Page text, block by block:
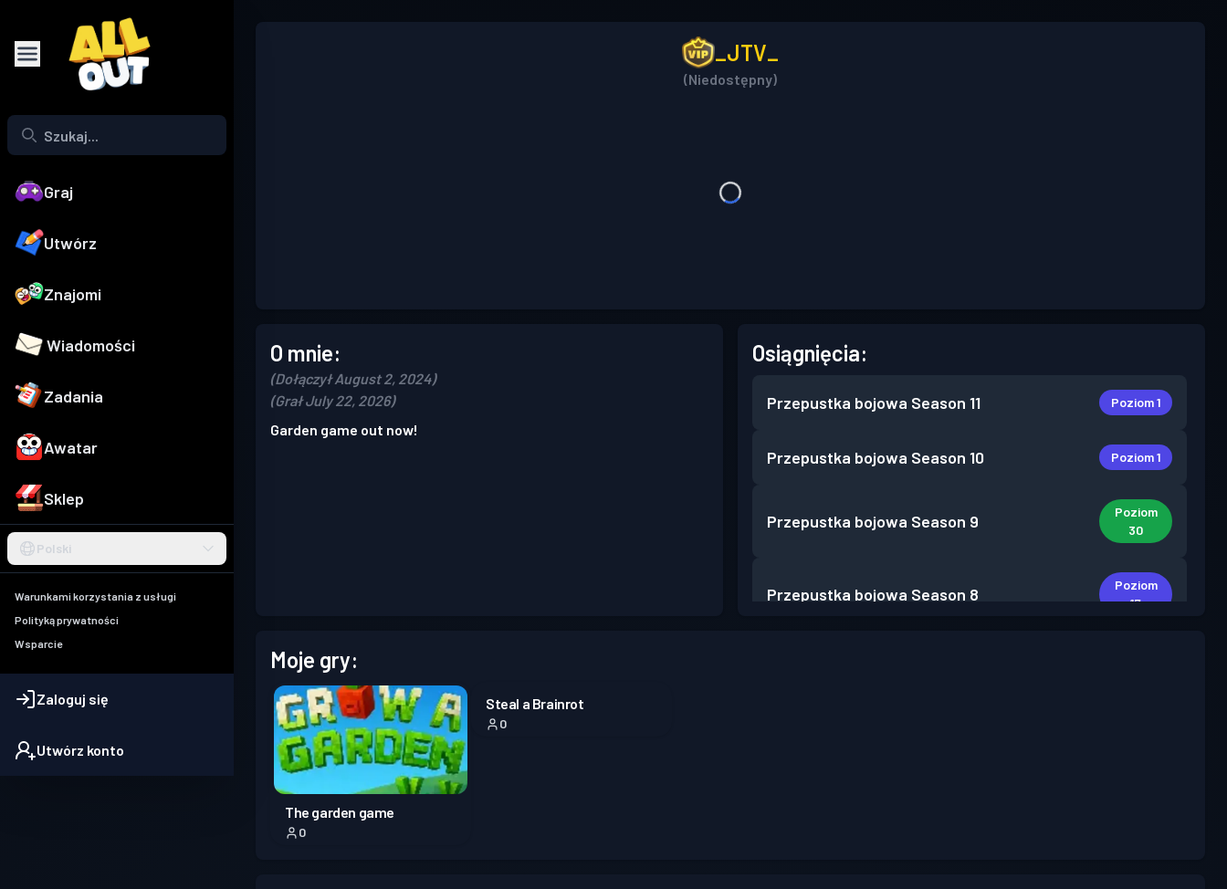
Graj
Utwórz
Znajomi
Wiadomości
Zadania
Awatar
Sklep
Polski
Warunkami korzystania z usługi
Polityką prywatności
Wsparcie
Zaloguj się
Utwórz konto
_JTV_
(Niedostępny)
O mnie:
(Dołączył August 2, 2024)
(Grał July 22, 2026)
Garden game out now!
Osiągnięcia:
Przepustka bojowa Season 11 Poziom 1
Przepustka bojowa Season 10 Poziom 1
Przepustka bojowa Season 9
Poziom
30
Przepustka bojowa Season 8
Poziom
17
Moje gry:
The garden game
0
Steal a Brainrot
0